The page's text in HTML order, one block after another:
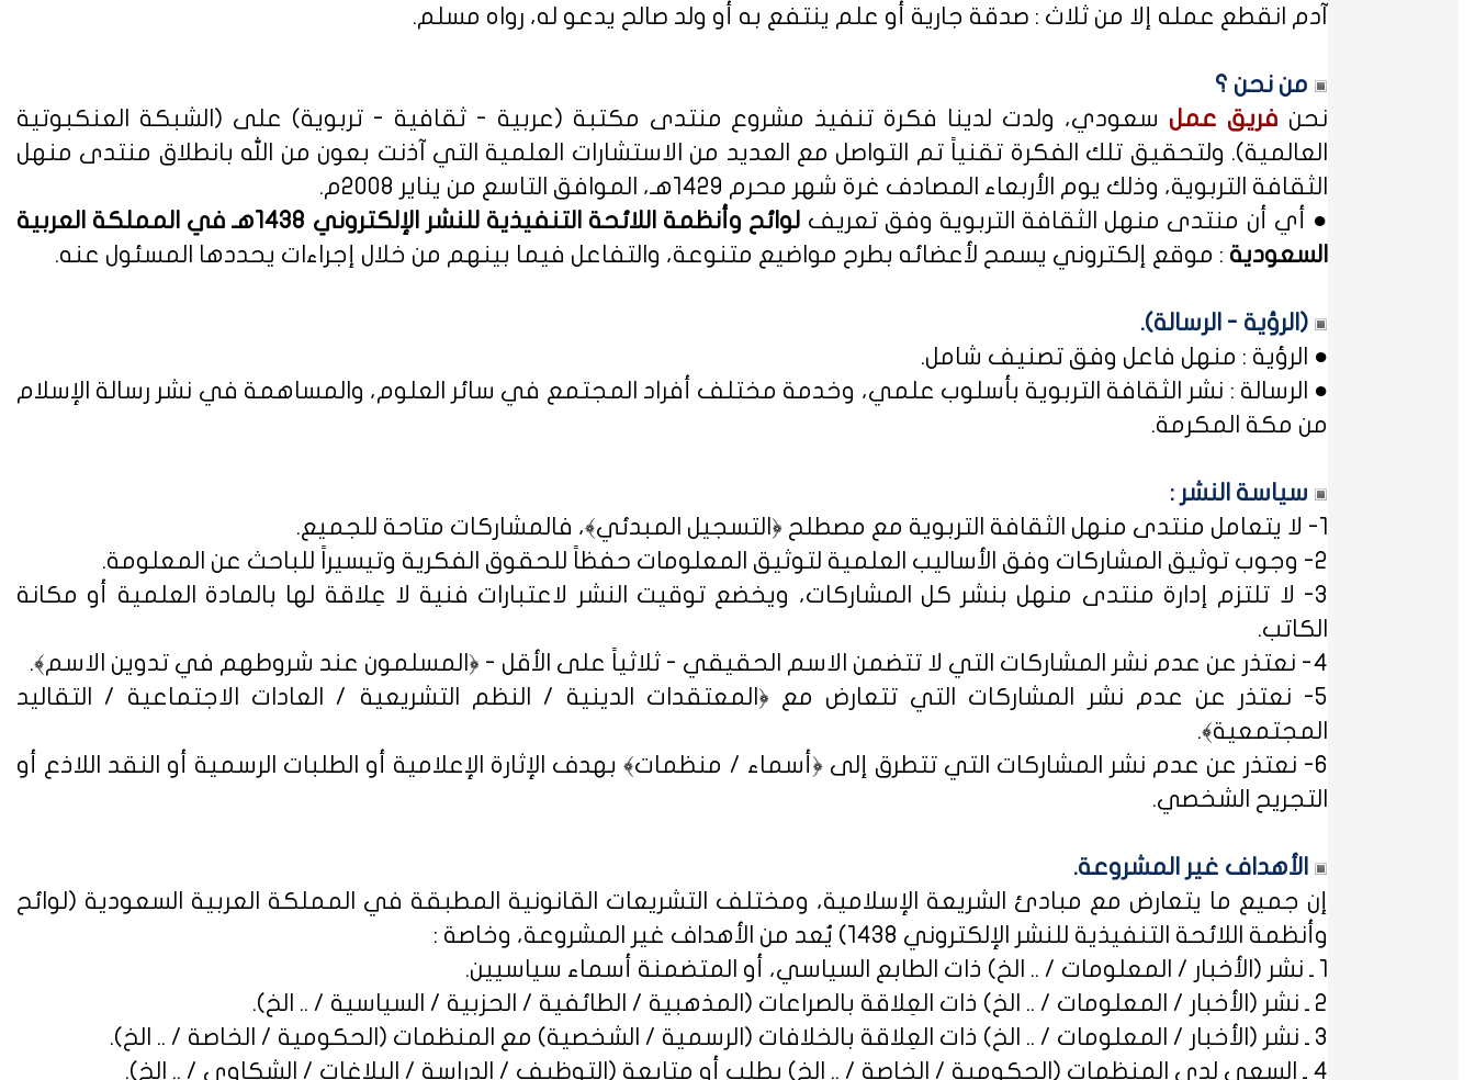
آدم انقطع عمله إلا من ثلاث : صدقة جارية أو علم ينتفع به أو ولد صالح يدعو له، رواه مسلم.
من نحن ؟
نحن فريق عمل سعودي، ولدت لدينا فكرة تنفيذ مشروع منتدى مكتبة (عربية - ثقافية - تربوية) على (الشبكة العنكبوتية
العالمية). ولتحقيق تلك الفكرة تقنياً تم التواصل مع العديد من الاستشارات العلمية التي آذنت بعون من الله بانطلاق منتدى منهل
الثقافة التربوية، وذلك يوم الأربعاء المصادف غرة شهر محرم 1429هـ، الموافق التاسع من يناير 2008م.
● أي أن منتدى منهل الثقافة التربوية وفق تعريف
لوائح وأنظمة اللائحة التنفيذية للنشر الإلكتروني 1438هـ في المملكة العربية
السعودية : موقع إلكتروني يسمح لأعضائه بطرح مواضيع متنوعة، والتفاعل فيما بينهم من خلال إجراءات يحددها المسئول عنه.
(الرؤية - الرسالة).
● الرؤية : منهل فاعل وفق تصنيف شامل.
● الرسالة : نشر الثقافة التربوية بأسلوب علمي، وخدمة مختلف أفراد المجتمع في سائر العلوم، والمساهمة في نشر رسالة الإسلام
من مكة المكرمة.
سياسة النشر :
1- لا يتعامل منتدى منهل الثقافة التربوية مع مصطلح ﴿التسجيل المبدئي﴾، فالمشاركات متاحة للجميع.
2- وجوب توثيق المشاركات وفق الأساليب العلمية لتوثيق المعلومات حفظاً للحقوق الفكرية وتيسيراً للباحث عن المعلومة.
3- لا تلتزم إدارة منتدى منهل بنشر كل المشاركات، ويخضع توقيت النشر لاعتبارات فنية لا عِلاقة لها بالمادة العلمية أو مكانة
الكاتب.
4- نعتذر عن عدم نشر المشاركات التي لا تتضمن الاسم الحقيقي - ثلاثياً على الأقل - ﴿المسلمون عند شروطهم في تدوين الاسم﴾.
5- نعتذر عن عدم نشر المشاركات التي تتعارض مع ﴿المعتقدات الدينية / النظم التشريعية / العادات الاجتماعية / التقاليد
المجتمعية﴾.
6- نعتذر عن عدم نشر المشاركات التي تتطرق إلى ﴿أسماء / منظمات﴾ بهدف الإثارة الإعلامية أو الطلبات الرسمية أو النقد اللاذع أو
التجريح الشخصي.
الأهداف غير المشروعة.
إن جميع ما يتعارض مع مبادئ الشريعة الإسلامية، ومختلف التشريعات القانونية المطبقة في المملكة العربية السعودية (لوائح
وأنظمة اللائحة التنفيذية للنشر الإلكتروني 1438
) يُعد من الأهداف غير المشروعة، وخاصة :
1 ـ نشر (الأخبار / المعلومات / .. الخ) ذات الطابع السياسي، أو المتضمنة أسماء سياسيين.
2 ـ نشر (الأخبار / المعلومات / .. الخ) ذات العِلاقة بالصراعات (المذهبية / الطائفية / الحزبية / السياسية / .. الخ).
3 ـ نشر (الأخبار / المعلومات / .. الخ) ذات العِلاقة بالخلافات (الرسمية / الشخصية) مع المنظمات (الحكومية / الخاصة / .. الخ).
4 ـ السعي لدى المنظمات (الحكومية / الخاصة / .. الخ) بطلب أو متابعة (التوظيف / الدراسة / البلاغات / الشكاوى / .. الخ).